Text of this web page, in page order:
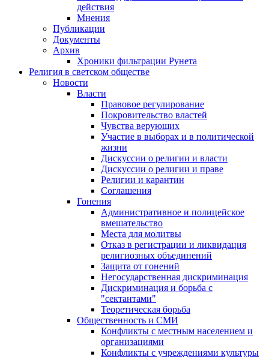
действия
Мнения
Публикации
Документы
Архив
Хроники фильтрации Рунета
Религия в светском обществе
Новости
Власти
Правовое регулирование
Покровительство властей
Чувства верующих
Участие в выборах и в политической
жизни
Дискуссии о религии и власти
Дискуссии о религии и праве
Религии и карантин
Соглашения
Гонения
Административное и полицейское
вмешательство
Места для молитвы
Отказ в регистрации и ликвидация
религиозных объединений
Защита от гонений
Негосударственная дискриминация
Дискриминация и борьба с
"сектантами"
Теоретическая борьба
Общественность и СМИ
Конфликты с местным населением и
организациями
Конфликты с учреждениями культуры